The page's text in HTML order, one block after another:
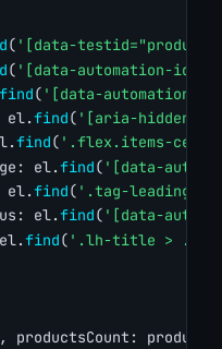
( '[data-
( '[data-automation-
find( '[data-
el.
find( '[aria-
find( '.flex.items-
el.
find( '[data-
el.
find( '.tag-leading-
el.
find( '[data-
find( '.lh-title >
productsCount: